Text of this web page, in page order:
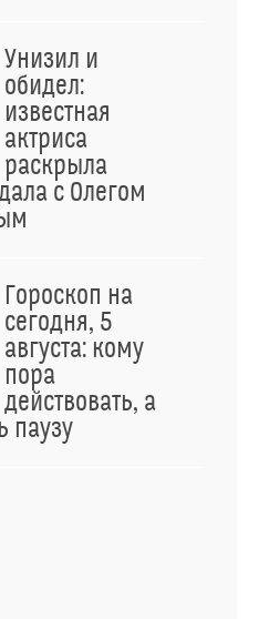
Унизил и
обидел:
известная
актриса
раскрыла
с Олегом
Гороскоп на
сегодня, 5
августа: кому
пора
действовать, а
паузу